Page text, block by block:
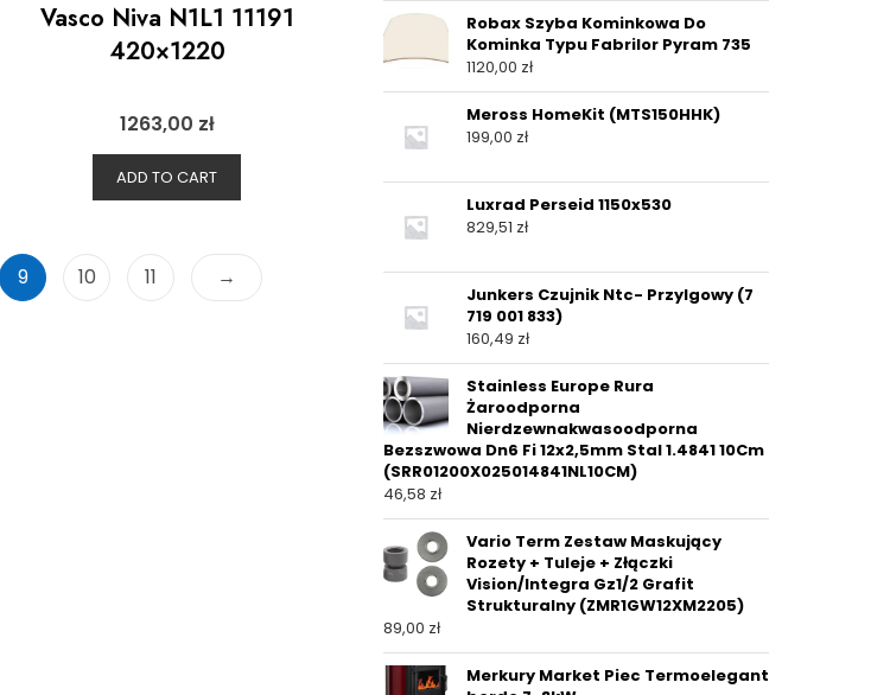
Vasco Niva N1L1 11191
420×1220
1263,00 zł
ADD TO CART
9 10 11 →
Robax Szyba Kominkowa Do
Kominka Typu Fabrilor Pyram 735
1120,00 zł
Meross HomeKit (MTS150HHK)
199,00 zł
Luxrad Perseid 1150x530
829,51 zł
Junkers Czujnik Ntc- Przylgowy (7
719 001 833)
160,49 zł
Stainless Europe Rura
Żaroodporna
Nierdzewnakwasoodporna
Bezszwowa Dn6 Fi 12x2,5mm Stal 1.4841 10Cm
(SRR01200X025014841NL10CM)
46,58 zł
Vario Term Zestaw Maskujący
Rozety + Tuleje + Złączki
Vision/Integra Gz1/2 Grafit
Strukturalny (ZMR1GW12XM2205)
89,00 zł
Merkury Market Piec Termoelegant